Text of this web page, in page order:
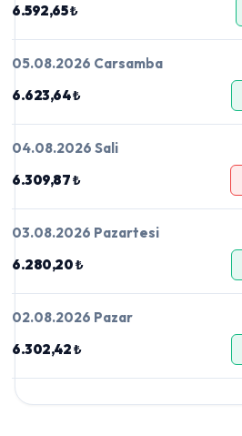
6.592,65 ₺
05.08.2026 Carsamba
6.623,64 ₺
04.08.2026 Sali
6.309,87 ₺
03.08.2026 Pazartesi
6.280,20 ₺
02.08.2026 Pazar
6.302,42 ₺